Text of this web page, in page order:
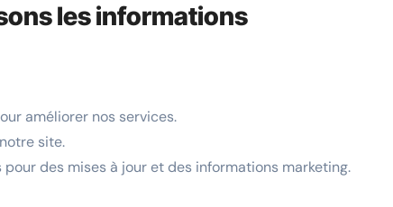
les informations
améliorer nos services.
site.
des mises à jour et des informations marketing.